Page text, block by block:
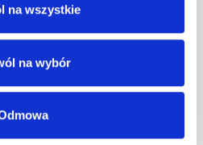
na wszystkie
na wybór
400
z o.o., Bestwińska 143, 43-346